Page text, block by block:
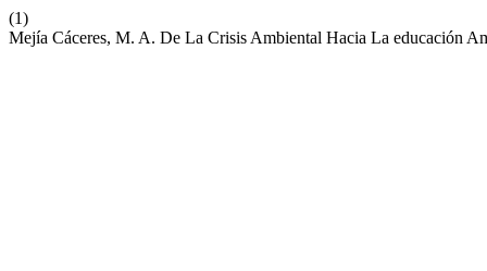
(1)
Mejía Cáceres, M. A. De La Crisis Ambiental Hacia La educación